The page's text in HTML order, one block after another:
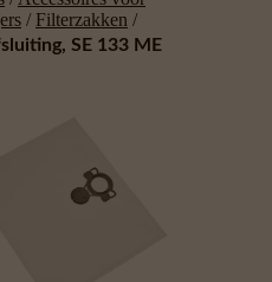
/ Filterzakken /
SE 133 ME